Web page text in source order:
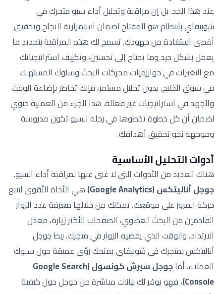
عند هذا الحد. بل إن مراقبة وتحليل أداء سيو متجرك في
شوبيفاي بانتظام هو المفتاح لضمان استمرارية النجاح وتحقيق
أقصى استفادة من جهودك. تسمح لك هذه المراقبة بتحديد ما
يعمل بشكل جيد وما يحتاج إلى تحسين، وتكييف استراتيجياتك
مع التغيرات في خوارزميات محركات البحث وسلوك المستهلك
في سوق الخليج. بدون تحليل مستمر، فإنك تخاطر بإضاعة الوقت
والجهد في استراتيجيات غير فعالة. هذا الجزء من العملية حيوي
لضمان أن كل خطوة تخطوها في رحلة السيو تكون مدروسة
وموجهة نحو تحقيق أهدافك.
أدوات التحليل الأساسية
هناك العديد من الأدوات التي لا غنى عنها لمراقبة أداء السيو.
جوجل أناليتكس (Google Analytics)
هي الأداة الأقوى لتتبع
حركة المرور على موقعك. يمكنك من خلالها معرفة عدد الزوار
القادمين من البحث العضوي، الصفحات الأكثر زيارة، معدل
الارتداد، والوقت الذي يقضيه الزوار في متجرك. ربط جوجل
أناليتكس بمتجرك في شوبيفاي يمنحك رؤى عميقة حول سلوك
العملاء. أما
جوجل سيرش كونسول (Google Search
Console) ، فهو يوفر لك بيانات مباشرة من جوجل حول كيفية